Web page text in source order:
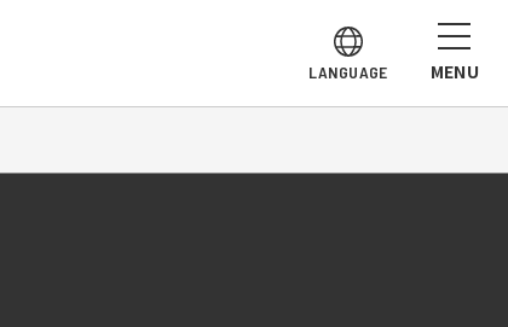
LANGUAGE MENU